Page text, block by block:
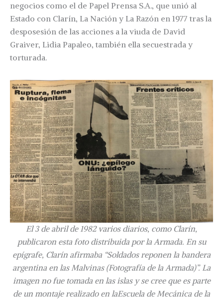
negocios como el de Papel Prensa S.A., que unió al
Estado con Clarín, La Nación y La Razón en 1977 tras la
desposesión de las acciones a la viuda de David
Graiver, Lidia Papaleo, también ella secuestrada y
torturada.
El 3 de abril de 1982 varios diarios, como Clarín,
publicaron esta foto distribuida por la Armada. En su
epígrafe, Clarín afirmaba “Soldados reponen la bandera
argentina en las Malvinas (Fotografía de la Armada)”. La
imagen no fue tomada en las islas y se cree que es parte
de un montaje realizado en laEscuela de Mecánica de la